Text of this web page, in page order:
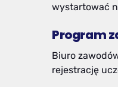
wystartować
Program
Biuro
rejestrację